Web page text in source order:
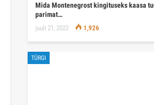
Mida Montenegrost kingituseks kaasa
parimat…
juuli 21, 2022 1,926
TÜRGI